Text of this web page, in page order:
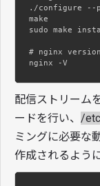
./configure --
make
sudo make
# nginx
nginx -V
配信ストリーム
ードを行い、 /
ミングに必要な
作成されるよう